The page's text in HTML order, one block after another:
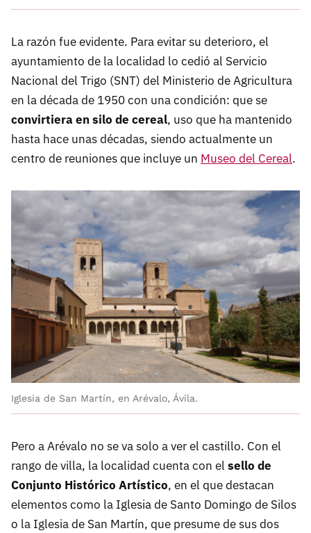
La razón fue evidente. Para evitar su deterioro, el
ayuntamiento de la localidad lo cedió al Servicio
Nacional del Trigo (SNT) del Ministerio de Agricultura
en la década de 1950 con una condición: que se
convirtiera en silo de cereal, uso que ha mantenido
hasta hace unas décadas, siendo actualmente un
centro de reuniones que incluye un Museo del Cereal.
Iglesia de San Martín, en Arévalo, Ávila.
Pero a Arévalo no se va solo a ver el castillo. Con el
rango de villa, la localidad cuenta con el sello de
Conjunto Histórico Artístico, en el que destacan
elementos como la Iglesia de Santo Domingo de Silos
o la Iglesia de San Martín, que presume de sus dos